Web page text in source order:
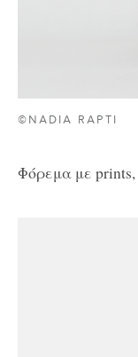
©NADIA RAPTI
Φόρεμα με prints,